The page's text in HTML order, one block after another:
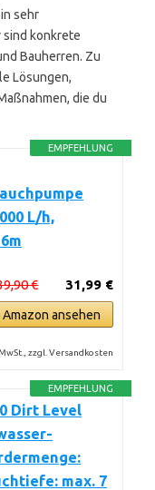
sehr
sind konkrete
Bauherren. Zu
Lösungen,
die du
EMPFEHLUNG
L/h,
31,99 €
€
Amazon ansehen
zzgl. Versandkosten
EMPFEHLUNG
Dirt Level
max. 7